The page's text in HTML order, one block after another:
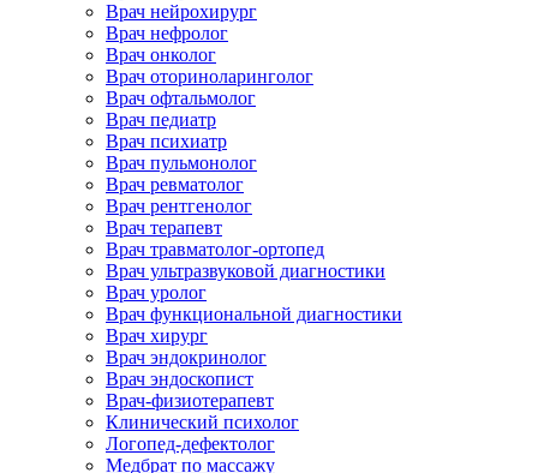
Врач нейрохирург
Врач нефролог
Врач онколог
Врач оториноларинголог
Врач офтальмолог
Врач педиатр
Врач психиатр
Врач пульмонолог
Врач ревматолог
Врач рентгенолог
Врач терапевт
Врач травматолог-ортопед
Врач ультразвуковой диагностики
Врач уролог
Врач функциональной диагностики
Врач хирург
Врач эндокринолог
Врач эндоскопист
Врач-физиотерапевт
Клинический психолог
Логопед-дефектолог
Медбрат по массажу